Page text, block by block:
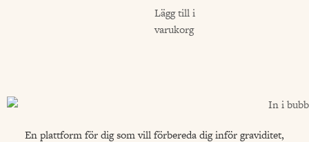
Lägg till i
varukorg
En plattform för dig som vill förbereda dig inför graviditet,